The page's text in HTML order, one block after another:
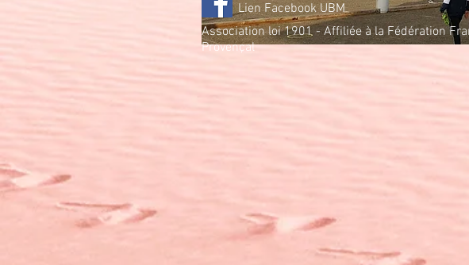
Lien Facebook UBM
Association loi 1901 - Affiliée à la Fédération
Provençal